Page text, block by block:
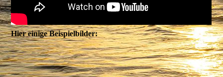
Hier einige Beispielbilder: